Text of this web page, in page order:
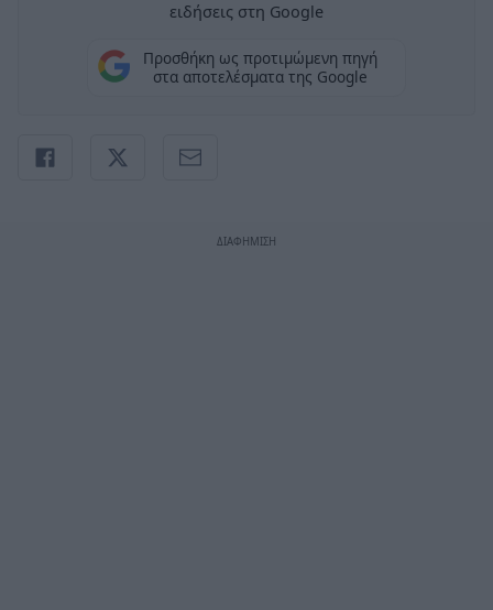
ειδήσεις στη Google
Προσθήκη ως προτιμώμενη πηγή
στα αποτελέσματα της Google